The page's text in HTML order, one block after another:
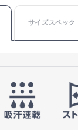
サイズスペック